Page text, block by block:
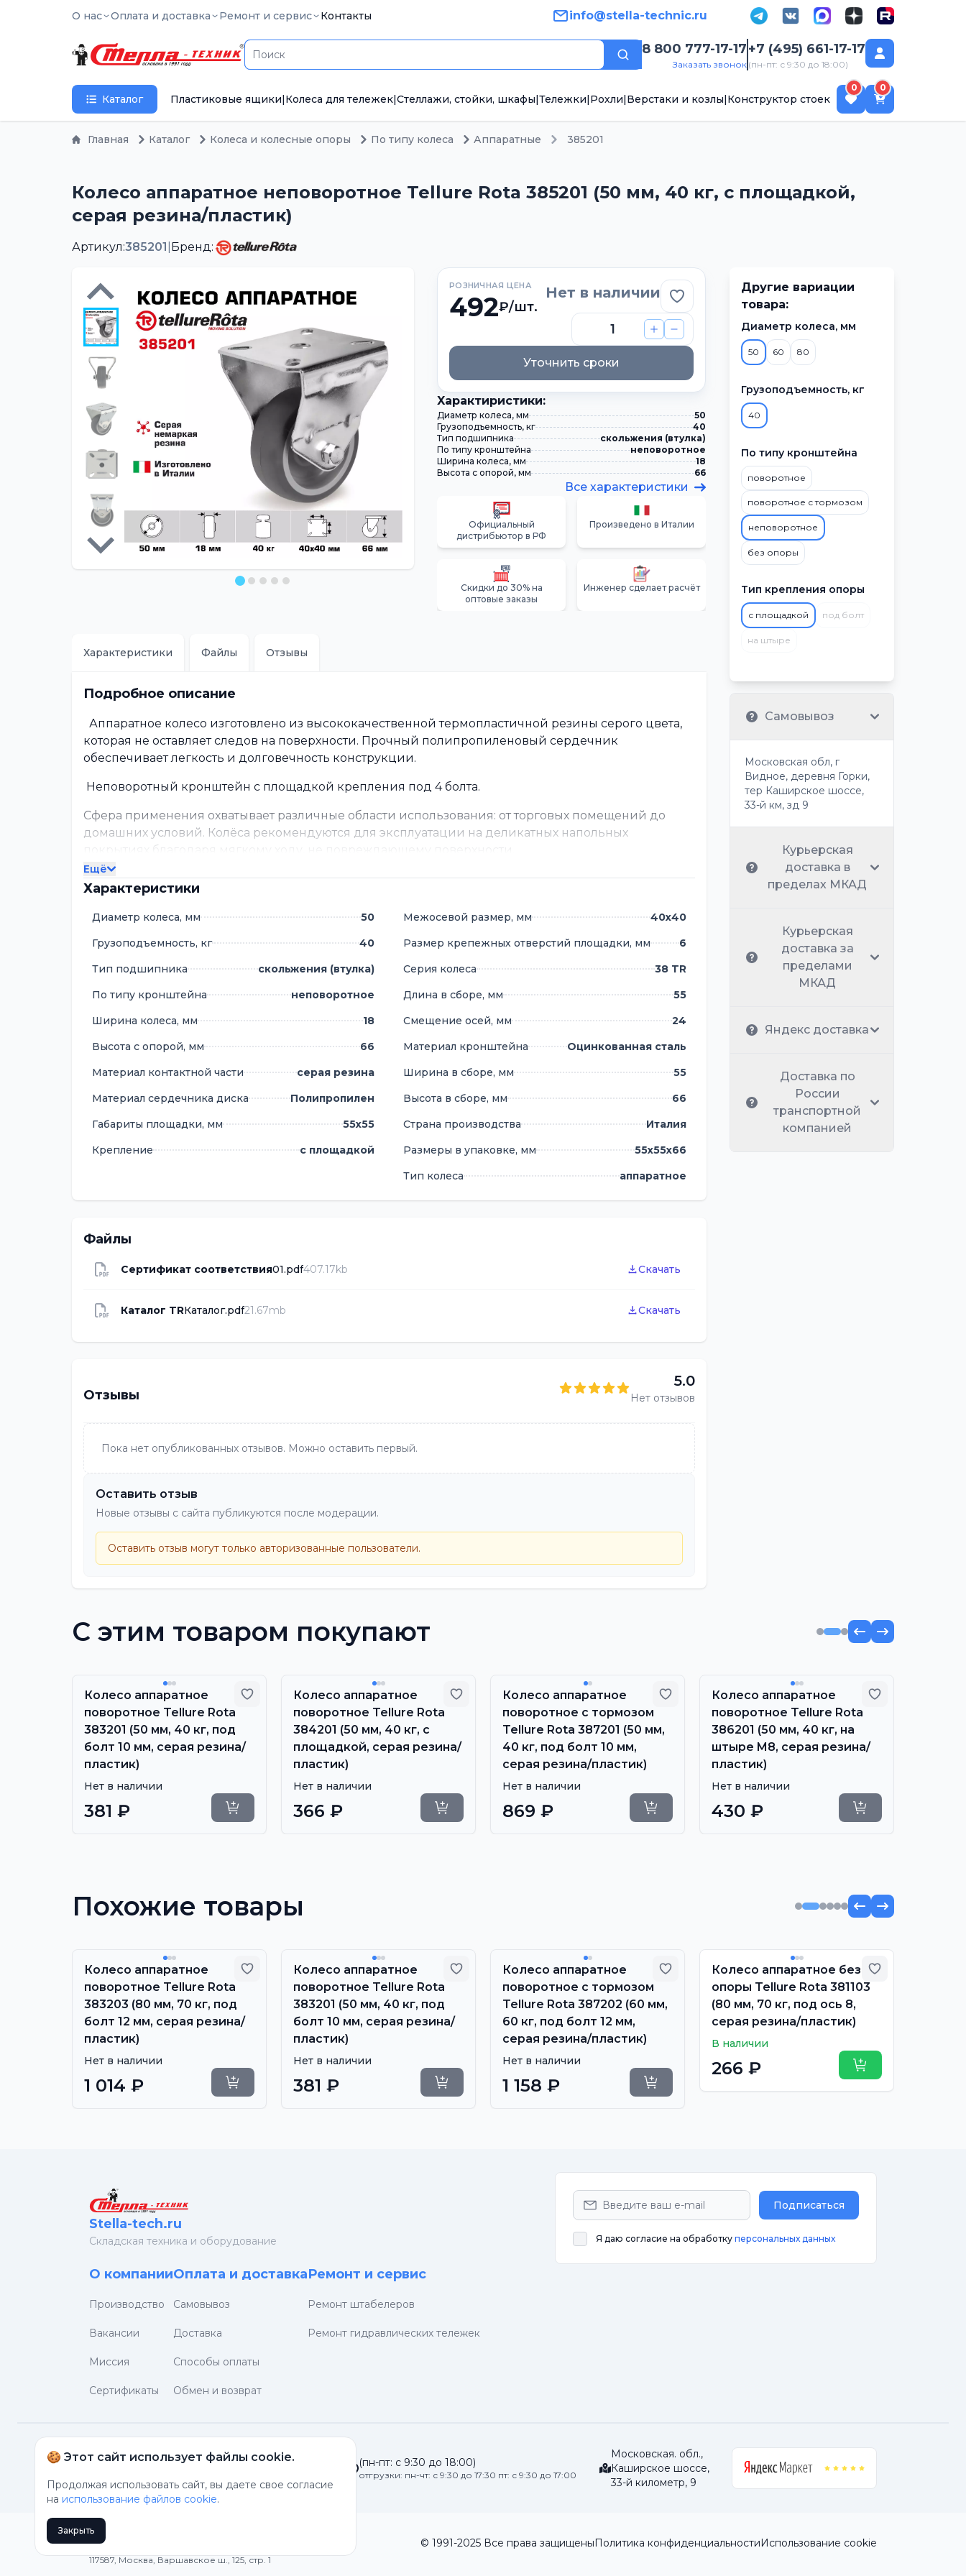
О нас Оплата и доставка Ремонт и сервис Контакты info@stella-technic.ru
Поиск
8 800 777-17-17
Заказать звонок
+7 (495) 661-17-17
(пн-пт: с 9:30 до 18:00)
Каталог Пластиковые ящики|Колеса для тележек|Стеллажи, стойки, шкафы|Тележки|Рохли|Верстаки и козлы|Конструктор стоек
0 0
Главная Каталог Колеса и колесные опоры По типу колеса Аппаратные 385201
Колесо аппаратное неповоротное Tellure Rota 385201 (50 мм, 40 кг, с площадкой,
серая резина/пластик)
Артикул:385201 Бренд:
РОЗНИЧНАЯ ЦЕНА
492₽/шт.
Нет в наличии Добавить в избранное
Уточнить сроки
Xарактиристики:
Диаметр колеса, мм
50
Грузоподъемность, кг
40
Тип подшипника
скольжения (втулка)
По типу кронштейна
неповоротное
Ширина колеса, мм
18
Высота с опорой, мм
66
Все характеристики
Официальный
дистрибьютор в РФ
Произведено в Италии
Скидки до 30% на
оптовые заказы
Инженер сделает расчёт
Характеристики Файлы Отзывы
Подробное описание
Аппаратное колесо изготовлено из высококачественной термопластичной резины серого цвета,
которая не оставляет следов на поверхности. Прочный полипропиленовый сердечник
обеспечивает легкость и долговечность конструкции.
Неповоротный кронштейн с площадкой крепления под 4 болта.
Сфера применения охватывает различные области использования: от торговых помещений до
домашних условий. Колёса рекомендуются для эксплуатации на деликатных напольных
покрытиях благодаря мягкому ходу, не повреждающему поверхности.
Примеры использования:
демонстрационные витрины
тележки для инструментов
мобильная офисная мебель
предметы домашнего интерьера на колёсиках
Ещё
Характеристики
Диаметр колеса, мм
50
Грузоподъемность, кг
40
Тип подшипника
скольжения (втулка)
По типу кронштейна
неповоротное
Ширина колеса, мм
18
Высота с опорой, мм
66
Материал контактной части
серая резина
Материал сердечника диска
Полипропилен
Габариты площадки, мм
55х55
Крепление
с площадкой
Межосевой размер, мм
40х40
Размер крепежных отверстий площадки, мм
6
Серия колеса
38 TR
Длина в сборе, мм
55
Смещение осей, мм
24
Материал кронштейна
Оцинкованная сталь
Ширина в сборе, мм
55
Высота в сборе, мм
66
Страна производства
Италия
Размеры в упаковке, мм
55х55х66
Тип колеса
аппаратное
Файлы
Сертификат соответствия01.pdf407.17kb Скачать
Каталог TRКаталог.pdf21.67mb Скачать
Отзывы
5.0
Нет отзывов
Пока нет опубликованных отзывов. Можно оставить первый.
Оставить отзыв
Новые отзывы с сайта публикуются после модерации.
Оставить отзыв могут только авторизованные пользователи.
Другие вариации
товара:
Диаметр колеса, мм
50 60 80
Грузоподъемность, кг
40
По типу кронштейна
поворотное
поворотное с тормозом
неповоротное
без опоры
Тип крепления опоры
с площадкой под болт
на штыре
Самовывоз
Московская обл, г
Видное, деревня Горки,
тер Каширское шоссе,
33-й км, зд 9
Курьерская
доставка в
пределах МКАД
Курьерская
доставка за
пределами
МКАД
Яндекс доставка
Доставка по
России
транспортной
компанией
С этим товаром покупают
Добавить в избранное Добавить в избранное
Колесо аппаратное
поворотное Tellure Rota
383201 (50 мм, 40 кг, под
болт 10 мм, серая резина/
пластик)
Нет в наличии
381 ₽ Уточнить сроки
Добавить в избранное
Колесо аппаратное
поворотное Tellure Rota
384201 (50 мм, 40 кг, с
площадкой, серая резина/
пластик)
Нет в наличии
366 ₽ Уточнить сроки
Добавить в избранное
Колесо аппаратное
поворотное с тормозом
Tellure Rota 387201 (50 мм,
40 кг, под болт 10 мм,
серая резина/пластик)
Нет в наличии
869 ₽ Уточнить сроки
Добавить в
Колесо аппаратное
поворотное Tellure Rota
386201 (50 мм, 40 кг, на
штыре M8, серая резина/
пластик)
Нет в наличии
430 ₽ Уточнить сроки
Похожие товары
Добавить в избранное Добавить в избранное
Колесо аппаратное
поворотное Tellure Rota
383203 (80 мм, 70 кг, под
болт 12 мм, серая резина/
пластик)
Нет в наличии
1 014 ₽ Уточнить сроки
Добавить в избранное
Колесо аппаратное
поворотное Tellure Rota
383201 (50 мм, 40 кг, под
болт 10 мм, серая резина/
пластик)
Нет в наличии
381 ₽ Уточнить сроки
Добавить в избранное
Колесо аппаратное
поворотное с тормозом
Tellure Rota 387202 (60 мм,
60 кг, под болт 12 мм,
серая резина/пластик)
Нет в наличии
1 158 ₽ Уточнить сроки
Добавить в
Колесо аппаратное без
опоры Tellure Rota 381103
(80 мм, 70 кг, под ось 8,
серая резина/пластик)
В наличии
266 ₽ Купить
Stella-tech.ru
Cкладская техника и оборудование
Подписаться
Я даю согласие на обработку персональных данных
О компании
Производство
Вакансии
Миссия
Сертификаты
Оплата и доставка
Самовывоз
Доставка
Способы оплаты
Обмен и возврат
Ремонт и сервис
Ремонт штабелеров
Ремонт гидравлических тележек
(пн-пт: с 9:30 до 18:00)
отгрузки: пн-чт: с 9:30 до 17:30 пт: с 9:30 до 17:00
Московская. обл.,
Каширское шоссе,
33-й километр, 9
ООО «Стелла-техник»
ИНН 7710362760
117587, Москва, Варшавское ш., 125, стр. 1
© 1991-2025 Все права защищеныПолитика конфиденциальностиИспользование cookie
🍪 Этот сайт использует файлы cookie.
Продолжая использовать сайт, вы даете свое согласие
на использование файлов cookie.
Закрыть